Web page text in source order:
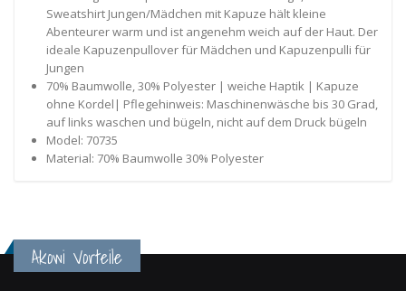
Sweatshirt Jungen/Mädchen mit Kapuze hält kleine
Abenteurer warm und ist angenehm weich auf der Haut. Der
ideale Kapuzenpullover für Mädchen und Kapuzenpulli für
Jungen
70% Baumwolle, 30% Polyester | weiche Haptik | Kapuze
ohne Kordel| Pflegehinweis: Maschinenwäsche bis 30 Grad,
auf links waschen und bügeln, nicht auf dem Druck bügeln
Model: 70735
Material: 70% Baumwolle 30% Polyester
Akowi Vorteile